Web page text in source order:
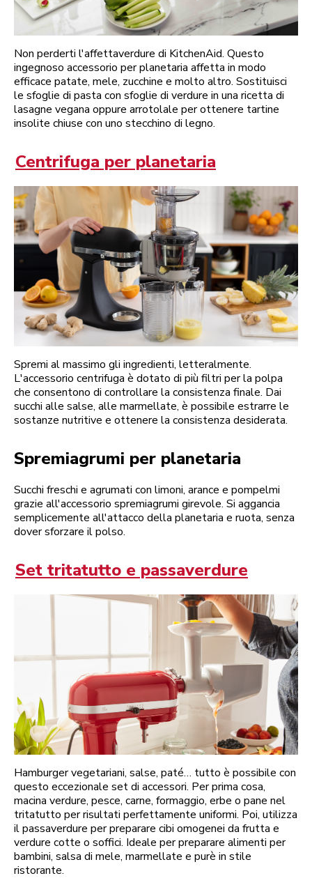
Non perderti l'affettaverdure di KitchenAid. Questo
ingegnoso accessorio per planetaria affetta in modo
efficace patate, mele, zucchine e molto altro. Sostituisci
le sfoglie di pasta con sfoglie di verdure in una ricetta di
lasagne vegana oppure arrotolale per ottenere tartine
insolite chiuse con uno stecchino di legno.
Centrifuga per planetaria
Spremi al massimo gli ingredienti, letteralmente.
L'accessorio centrifuga è dotato di più filtri per la polpa
che consentono di controllare la consistenza finale. Dai
succhi alle salse, alle marmellate, è possibile estrarre le
sostanze nutritive e ottenere la consistenza desiderata.
Spremiagrumi per planetaria
Succhi freschi e agrumati con limoni, arance e pompelmi
grazie all'accessorio spremiagrumi girevole. Si aggancia
semplicemente all'attacco della planetaria e ruota, senza
dover sforzare il polso.
Set tritatutto e passaverdure
Hamburger vegetariani, salse, paté… tutto è possibile con
questo eccezionale set di accessori. Per prima cosa,
macina verdure, pesce, carne, formaggio, erbe o pane nel
tritatutto per risultati perfettamente uniformi. Poi, utilizza
il passaverdure per preparare cibi omogenei da frutta e
verdure cotte o soffici. Ideale per preparare alimenti per
bambini, salsa di mele, marmellate e purè in stile
ristorante.